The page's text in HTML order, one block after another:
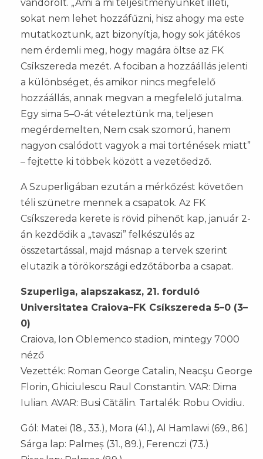
vándorolt. „Ami a mi teljesítményünket illeti,
sokat nem lehet hozzáfűzni, hisz ahogy ma este
mutatkoztunk, azt bizonyítja, hogy sok játékos
nem érdemli meg, hogy magára öltse az FK
Csíkszereda mezét. A fociban a hozzáállás jelenti
a különbséget, és amikor nincs megfelelő
hozzáállás, annak megvan a megfelelő jutalma.
Egy sima 5–0-át vételeztünk ma, teljesen
megérdemelten, Nem csak szomorú, hanem
nagyon csalódott vagyok a mai történések miatt”
– fejtette ki többek között a vezetőedző.
A Szuperligában ezután a mérkőzést követően
téli szünetre mennek a csapatok. Az FK
Csíkszereda kerete is rövid pihenőt kap, január 2-
án kezdődik a „tavaszi” felkészülés az
összetartással, majd másnap a tervek szerint
elutazik a törökországi edzőtáborba a csapat.
Szuperliga, alapszakasz, 21. forduló
Universitatea Craiova–FK Csíkszereda 5–0 (3–
0)
Craiova, Ion Oblemenco stadion, mintegy 7000
néző
Vezették: Roman George Catalin, Neacşu George
Florin, Ghiciulescu Raul Constantin. VAR: Dima
Iulian. AVAR: Busi Cătălin. Tartalék: Robu Ovidiu.
Gól: Matei (18., 33.), Mora (41.), Al Hamlawi (69., 86.)
Sárga lap: Palmeș (31., 89.), Ferenczi (73.)